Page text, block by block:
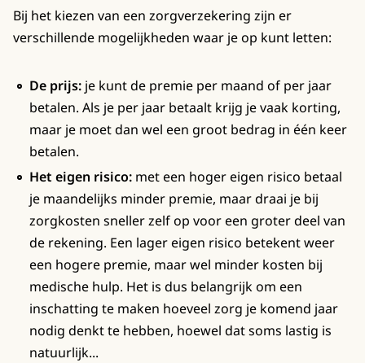
Bij het kiezen van een zorgverzekering zijn er
verschillende mogelijkheden waar je op kunt letten:
De prijs: je kunt de premie per maand of per jaar
betalen. Als je per jaar betaalt krijg je vaak korting,
maar je moet dan wel een groot bedrag in één keer
betalen.
Het eigen risico: met een hoger eigen risico betaal
je maandelijks minder premie, maar draai je bij
zorgkosten sneller zelf op voor een groter deel van
de rekening. Een lager eigen risico betekent weer
een hogere premie, maar wel minder kosten bij
medische hulp. Het is dus belangrijk om een
inschatting te maken hoeveel zorg je komend jaar
nodig denkt te hebben, hoewel dat soms lastig is
natuurlijk...